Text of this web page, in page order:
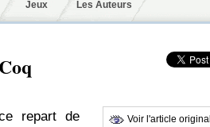
Jeux Les Auteurs
repart de
Voir l'article original